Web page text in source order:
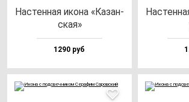
Нас­тен­ная ико­на «Казан­
ская»
1290 руб